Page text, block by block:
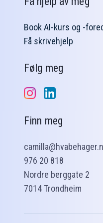
Book AI-kurs og -
Få skrivehjelp
Følg meg
Finn meg
976 20 818
Nordre berggate 2
7014 Trondheim